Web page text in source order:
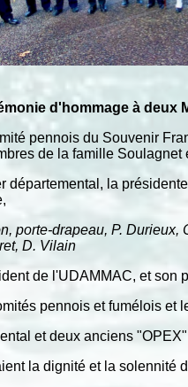
d'hommage à deux
pennois du Souvenir
de la famille Soulagnet
la
porte-drapeau, P. Durieux,
D. Vilain
de l'UDAMMAC, et son
pennois et fumélois et
et deux anciens "OPEX"
la dignité et la solennité